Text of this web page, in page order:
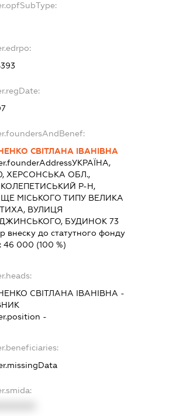
СВІТЛАНА ІВАНІВНА
УКРАЇНА,
ХЕРСОНСЬКА ОБЛ.,
Р-Н,
МІСЬКОГО ТИПУ ВЕЛИКА
ВУЛИЦЯ
БУДИНОК 73
внеску до статутного фонду
46 000 (100 %)
СВІТЛАНА ІВАНІВНА -
-